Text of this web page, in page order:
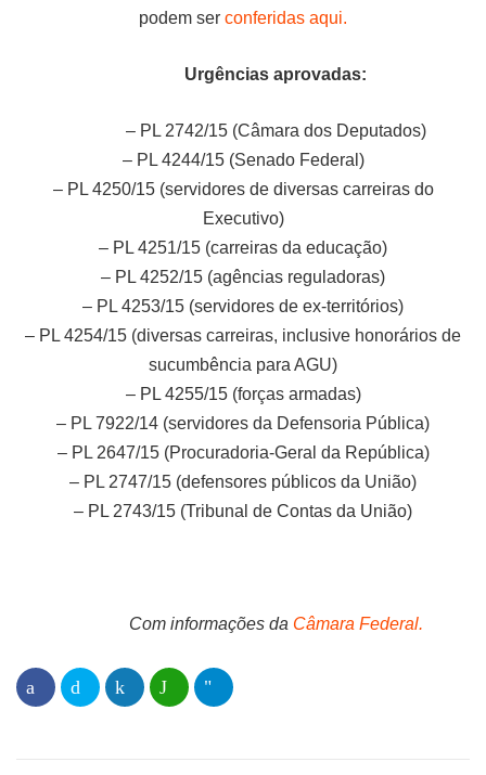
podem ser conferidas aqui.
Urgências aprovadas:
– PL 2742/15 (Câmara dos Deputados)
– PL 4244/15 (Senado Federal)
– PL 4250/15 (servidores de diversas carreiras do
Executivo)
– PL 4251/15 (carreiras da educação)
– PL 4252/15 (agências reguladoras)
– PL 4253/15 (servidores de ex-territórios)
– PL 4254/15 (diversas carreiras, inclusive honorários de
sucumbência para AGU)
– PL 4255/15 (forças armadas)
– PL 7922/14 (servidores da Defensoria Pública)
– PL 2647/15 (Procuradoria-Geral da República)
– PL 2747/15 (defensores públicos da União)
– PL 2743/15 (Tribunal de Contas da União)
Com informações da Câmara Federal.